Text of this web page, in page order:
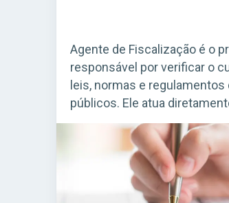
Agente de Fiscalização é o
responsável por verificar o
leis, normas e regulamentos
públicos. Ele atua
fiscalização de
serviços e atividades que
regras específicas. Acesse
Grátis INSS 2026! O cargo é
comum em concursos